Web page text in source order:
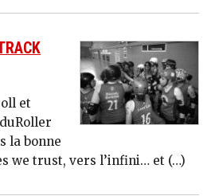
et
la bonne
we trust, vers l’infini… et (…)